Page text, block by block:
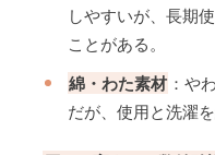
しやすいが、長期
ことがある。
綿・わた素材 ：や
だが、使用と洗濯